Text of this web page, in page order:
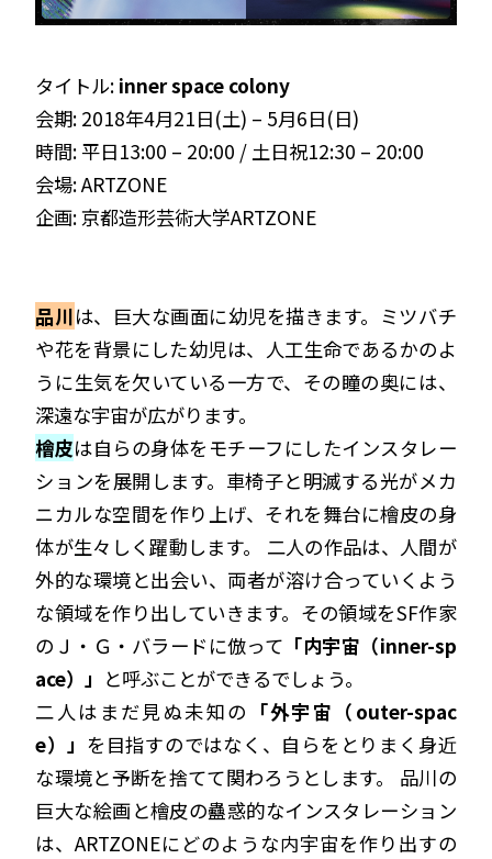
タイトル: inner space colony
会期: 2018年4月21日(土) – 5月6日(日)
時間:平日13:00 – 20:00 / 土日祝12:30 – 20:00
会場: ARTZONE
企画:京都造形芸術大学ARTZONE
品川は、巨大な画面に幼児を描きます。ミツバチ
や花を背景にした幼児は、人工生命であるかのよ
うに生気を欠いている一方で、その瞳の奥には、
深遠な宇宙が広がります。
檜皮は自らの身体をモチーフにしたインスタレー
ションを展開します。車椅子と明滅する光がメカ
ニカルな空間を作り上げ、それを舞台に檜皮の身
体が生々しく躍動します。 二人の作品は、人間が
外的な環境と出会い、両者が溶け合っていくよう
な領域を作り出していきます。その領域をSF作家
のＪ・Ｇ・バラードに倣って 「内宇宙（inner-sp
ace）」 と呼ぶことができるでしょう。
二人はまだ見ぬ未知の 「外宇宙（ outer-spac
e）」 を目指すのではなく、自らをとりまく身近
な環境と予断を捨てて関わろうとします。 品川の
巨大な絵画と檜皮の蠱惑的なインスタレーション
は、ARTZONEにどのような内宇宙を作り出すの